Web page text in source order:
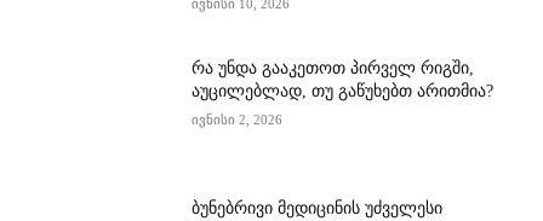
ივნისი 10, 2026
რა უნდა გააკეთოთ პირველ რიგში,
აუცილებლად, თუ გაწუხებთ არითმია?
ივნისი 2, 2026
ბუნებრივი მედიცინის უძველესი